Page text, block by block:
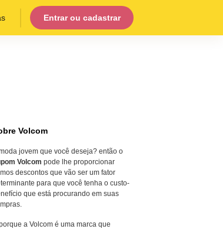
Entrar ou cadastrar
Volcom
jovem que você deseja? então o
Volcom pode lhe proporcionar
descontos que vão ser um fator
para que você tenha o custo-
que está procurando em suas
a Volcom é uma marca que